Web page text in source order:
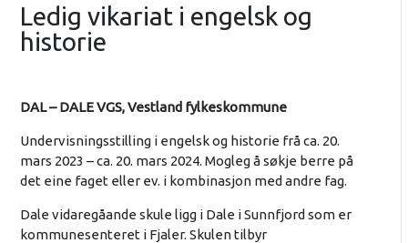
Ledig vikariat i engelsk og
historie
DAL – DALE VGS, Vestland fylkeskommune
Undervisningsstilling i engelsk og historie frå ca. 20.
mars 2023 – ca. 20. mars 2024. Mogleg å søkje berre på
det eine faget eller ev. i kombinasjon med andre fag.
Dale vidaregåande skule ligg i Dale i Sunnfjord som er
kommunesenteret i Fjaler. Skulen tilbyr